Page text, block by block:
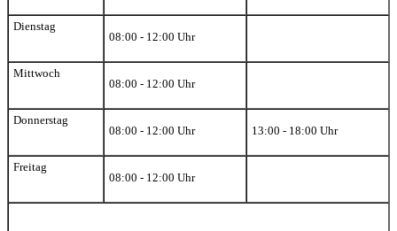
Dienstag
08:00 - 12:00 Uhr
Mittwoch
08:00 - 12:00 Uhr
Donnerstag
08:00 - 12:00 Uhr
13:00 - 18:00 Uhr
Freitag
08:00 - 12:00 Uhr